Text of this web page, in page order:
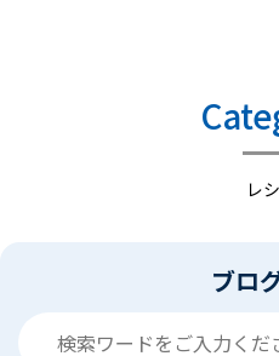
レ
ブロ